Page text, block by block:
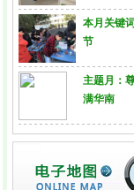
本月关键
节
主题月：
满华南